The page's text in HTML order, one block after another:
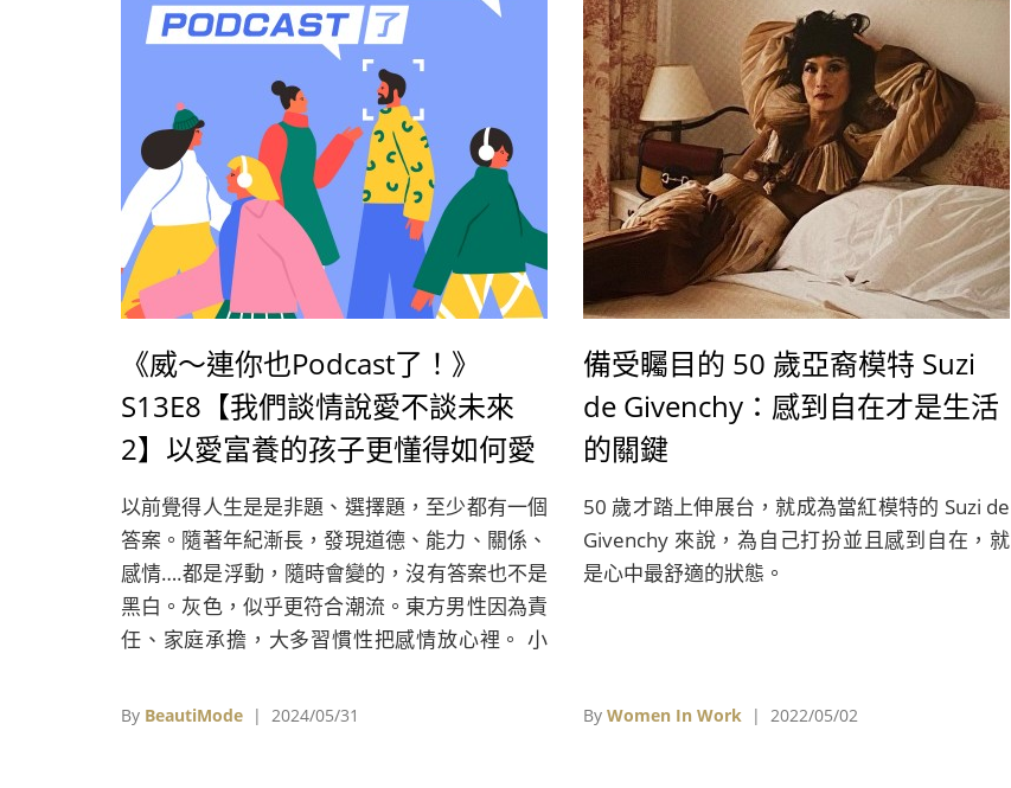
《威～連你也Podcast了！》
S13E8【我們談情說愛不談未來
2】以愛富養的孩子更懂得如何愛
人與被愛，情感路上不被錯待也不
錯誤期待
以前覺得人生是是非題、選擇題，至少都有一個
答案。隨著年紀漸長，發現道德、能力、關係、
感情….都是浮動，隨時會變的，沒有答案也不是
黑白。灰色，似乎更符合潮流。東方男性因為責
任、家庭承擔，大多習慣性把感情放心裡。 小
麼？ 小時候爸媽呵護家庭，對女兒的感情世界
By BeautiMode | 2024/05/31
備受矚目的 50 歲亞裔模特 Suzi
de Givenchy：感到自在才是生活
的關鍵
50 歲才踏上伸展台，就成為當紅模特的 Suzi de
Givenchy 來說，為自己打扮並且感到自在，就
是心中最舒適的狀態。
By Women In Work | 2022/05/02